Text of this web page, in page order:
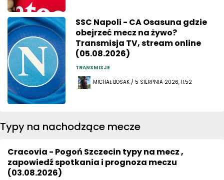
SSC Napoli - CA Osasuna gdzie
obejrzeć mecz na żywo?
Transmisja TV, stream online
(05.08.2026)
TRANSMISJE
MICHAŁ BOSAK / 5 SIERPNIA 2026, 11:52
Typy na nachodzące mecze
Cracovia - Pogoń Szczecin typy na mecz ,
zapowiedź spotkania i prognoza meczu
(03.08.2026)